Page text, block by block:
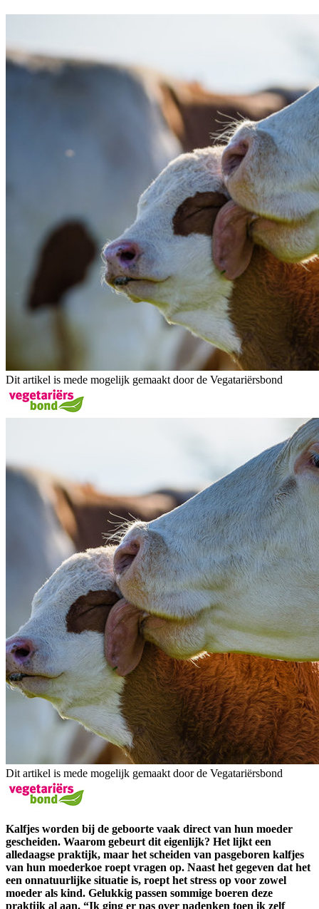
Dit artikel is mede mogelijk gemaakt door de Vegatariërsbond
Dit artikel is mede mogelijk gemaakt door de Vegatariërsbond
Kalfjes worden bij de geboorte vaak direct van hun moeder
gescheiden. Waarom gebeurt dit eigenlijk? Het lijkt een
alledaagse praktijk, maar het scheiden van pasgeboren kalfjes
van hun moederkoe roept vragen op. Naast het gegeven dat het
een onnatuurlijke situatie is, roept het stress op voor zowel
moeder als kind. Gelukkig passen sommige boeren deze
praktijk al aan. “Ik ging er pas over nadenken toen ik zelf